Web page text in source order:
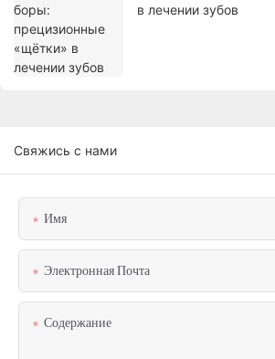
в лечении зубов
Свяжись с нами
Имя
Электронная Почта
Содержание